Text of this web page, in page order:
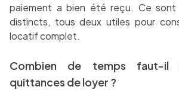
paiement a bien été reçu. Ce sont
distincts, tous deux utiles pour
locatif complet.
Combien de temps faut-il
quittances de loyer ?